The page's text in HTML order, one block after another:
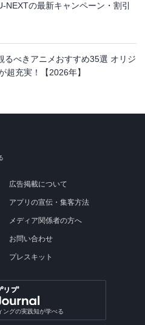
NEXTの最新キャンペーン・割引
るべきアニメおすすめ35選 オリジ
超充実！【2026年】
広告掲載について
アプリの宣伝・集客方法
メディア関係者の方へ
お問い合わせ
プレスキット
ングの実践知が学べる